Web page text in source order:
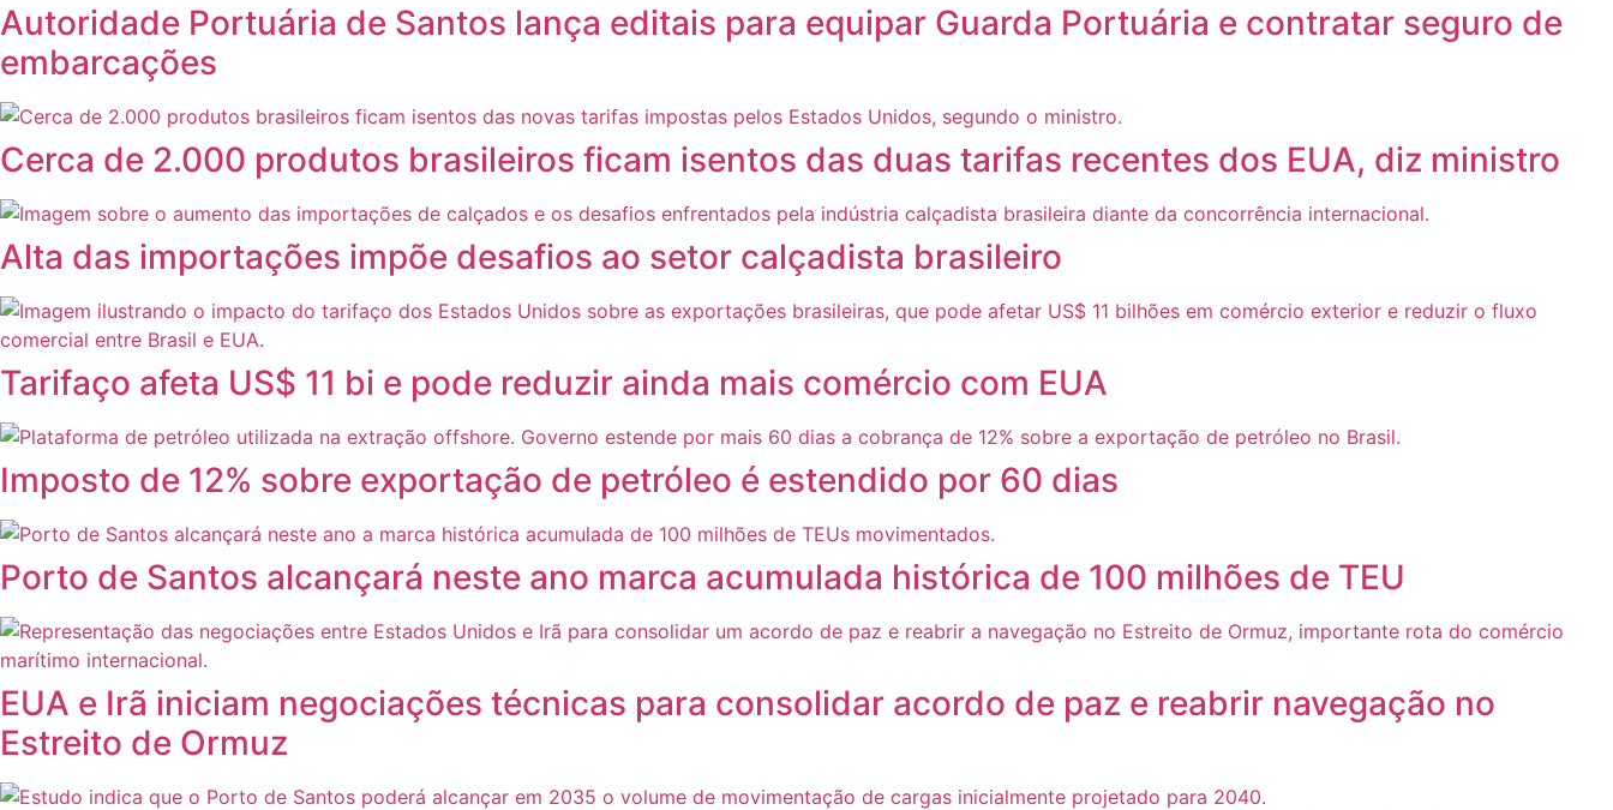
Autoridade Portuária de Santos lança editais para equipar Guarda Portuária e contratar seguro de
embarcações
Cerca de 2.000 produtos brasileiros ficam isentos das duas tarifas recentes dos EUA, diz ministro
Alta das importações impõe desafios ao setor calçadista brasileiro
Tarifaço afeta US$ 11 bi e pode reduzir ainda mais comércio com EUA
Imposto de 12% sobre exportação de petróleo é estendido por 60 dias
Porto de Santos alcançará neste ano marca acumulada histórica de 100 milhões de TEU
EUA e Irã iniciam negociações técnicas para consolidar acordo de paz e reabrir navegação no
Estreito de Ormuz